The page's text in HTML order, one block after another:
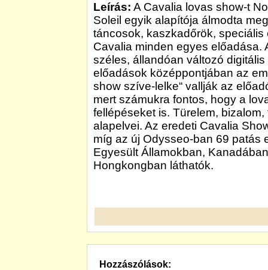
Leírás: A Cavalia lovas show-t
Soleil egyik alapítója álmodta
táncosok, kaszkadőrök,
Cavalia minden egyes előadása.
széles, állandóan változó
előadások középpontjában az
show szíve-lelke“ vallják az
mert számukra fontos, hogy a
fellépéseket is. Türelem,
alapelvei. Az eredeti Cavalia
míg az új Odysseo-ban 69 patás
Egyesült Államokban,
Hongkongban láthatók.
Hozzászólások: